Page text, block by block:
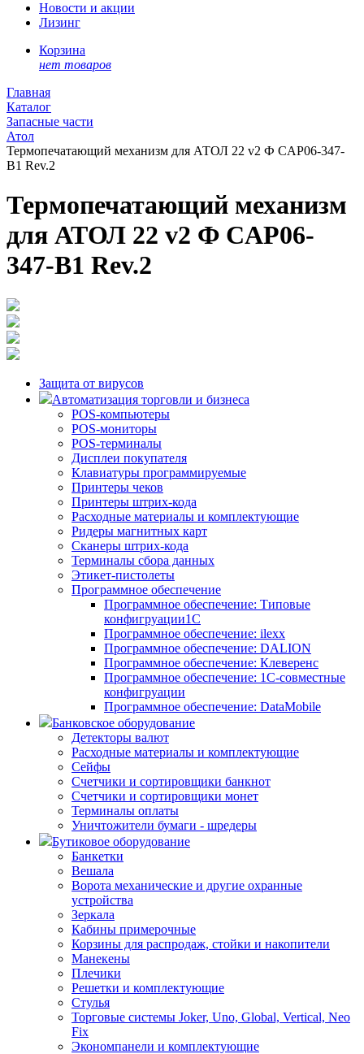
Новости и акции
Лизинг
Корзина
нет товаров
Главная
Каталог
Запасные части
Атол
Термопечатающий механизм для АТОЛ 22 v2 Ф CAP06-347-
B1 Rev.2
Термопечатающий механизм
для АТОЛ 22 v2 Ф CAP06-
347-B1 Rev.2
Защита от вирусов
Автоматизация торговли и бизнеса
POS-компьютеры
POS-мониторы
POS-терминалы
Дисплеи покупателя
Клавиатуры программируемые
Принтеры чеков
Принтеры штрих-кода
Расходные материалы и комплектующие
Ридеры магнитных карт
Сканеры штрих-кода
Терминалы сбора данных
Этикет-пистолеты
Программное обеспечение
Программное обеспечение: Типовые
конфигруации1С
Программное обеспечение: ilexx
Программное обеспечение: DALION
Программное обеспечение: Клеверенс
Программное обеспечение: 1С-совместные
конфигруации
Программное обеспечение: DataMobile
Банковское оборудование
Детекторы валют
Расходные материалы и комплектующие
Сейфы
Счетчики и сортировщики банкнот
Счетчики и сортировщики монет
Терминалы оплаты
Уничтожители бумаги - шредеры
Бутиковое оборудование
Банкетки
Вешала
Ворота механические и другие охранные
устройства
Зеркала
Кабины примерочные
Корзины для распродаж, стойки и накопители
Манекены
Плечики
Решетки и комплектующие
Стулья
Торговые системы Joker, Uno, Global, Vertical, Neo
Fix
Экономпанели и комплектующие